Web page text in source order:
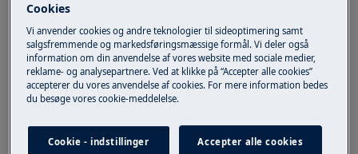
Sluk for apparatet, og tag stikket ud af
stikkontakten
inden vedligeholdelsesarbejde.
Vær altid forsigtig, når du flytter apparater. For
tunge apparater er det nødvendigt, at to personer
Brug altid sikkerhedshandsker og lukket fodtøj.
Cookies
Vi anvender cookies og andre teknologier til sideoptimering samt
salgsfremmende og markedsføringsmæssige formål. Vi deler også
information om din anvendelse af vores website med sociale medier,
reklame- og analysepartnere. Ved at klikke på “Accepter alle cookies”
accepterer du vores anvendelse af cookies. For mere information bedes
du besøge vores cookie-meddelelse.
Cookie - indstillinger Accepter alle cookies